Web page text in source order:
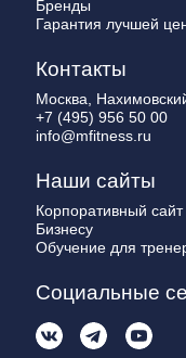
Бренды
Гарантия лучшей
Контакты
Москва,
+7 (495) 956 50 00
info@mfitness.ru
Наши сайты
Корпоративный сайт
Бизнесу
Обучение для
Социальные